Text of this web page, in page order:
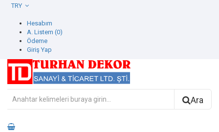
Hesabım
A. Listem (0)
Ödeme
Giriş Yap
Ara